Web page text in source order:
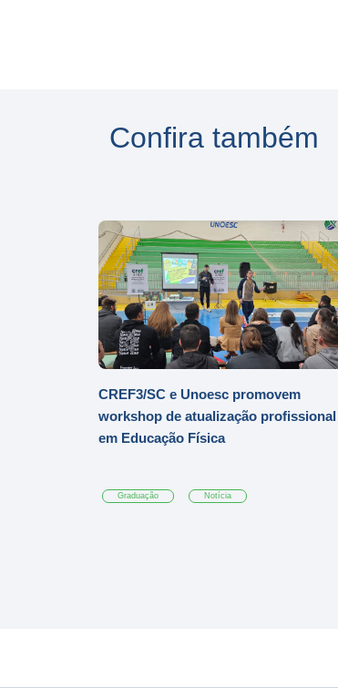
Confira também
CREF3/SC e Unoesc promovem
workshop de atualização profissional
em Educação Física
Graduação Notícia